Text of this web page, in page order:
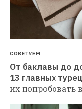
СОВЕТУЕМ
От баклавы до
13 главных
их попробовать